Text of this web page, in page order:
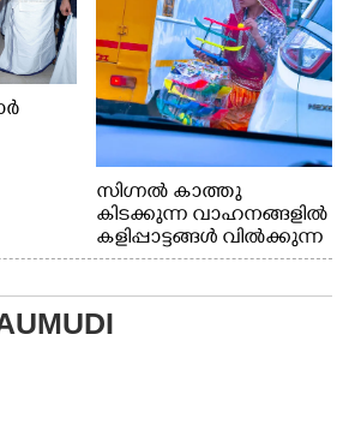
സിഗ്നൽ കാത്തു
കിടക്കുന്ന വാഹനങ്ങളിൽ
കളിപ്പാട്ടങ്ങൾ വിൽക്കുന്ന
നാടോടി യുവതി. ഇടപ്പള്ളി